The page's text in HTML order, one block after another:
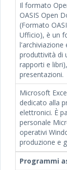
Il formato
OASIS Open
(Formato
Ufficio), è un
l'archiviazione
produttività di
rapporti e
presentazioni.
Microsoft
dedicato alla
elettronici. È
personale
operativi
produzione e
Programmi